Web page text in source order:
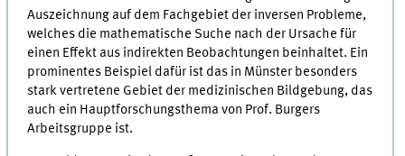
Auszeichnung auf dem Fachgebiet der inversen Probleme,
welches die mathematische Suche nach der Ursache für
einen Effekt aus indirekten Beobachtungen beinhaltet. Ein
prominentes Beispiel dafür ist das in Münster besonders
stark vertretene Gebiet der medizinischen Bildgebung, das
auch ein Hauptforschungsthema von Prof. Burgers
Arbeitsgruppe ist.